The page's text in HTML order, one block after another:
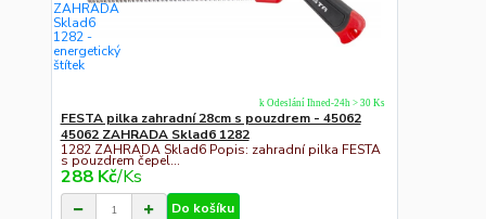
FESTA pilka zahradní 28cm s pouzdrem - 45062
45062 ZAHRADA Sklad6 1282
1282 ZAHRADA Sklad6 Popis: zahradní pilka FESTA
s pouzdrem čepel...
288 Kč/Ks
k Odeslání Ihned-24h > 30 Ks
Do košíku